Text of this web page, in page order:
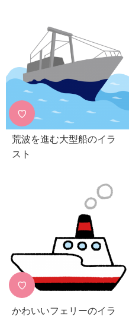
♡
荒波を進む大型船のイラ
スト
♡
かわいいフェリーのイラ